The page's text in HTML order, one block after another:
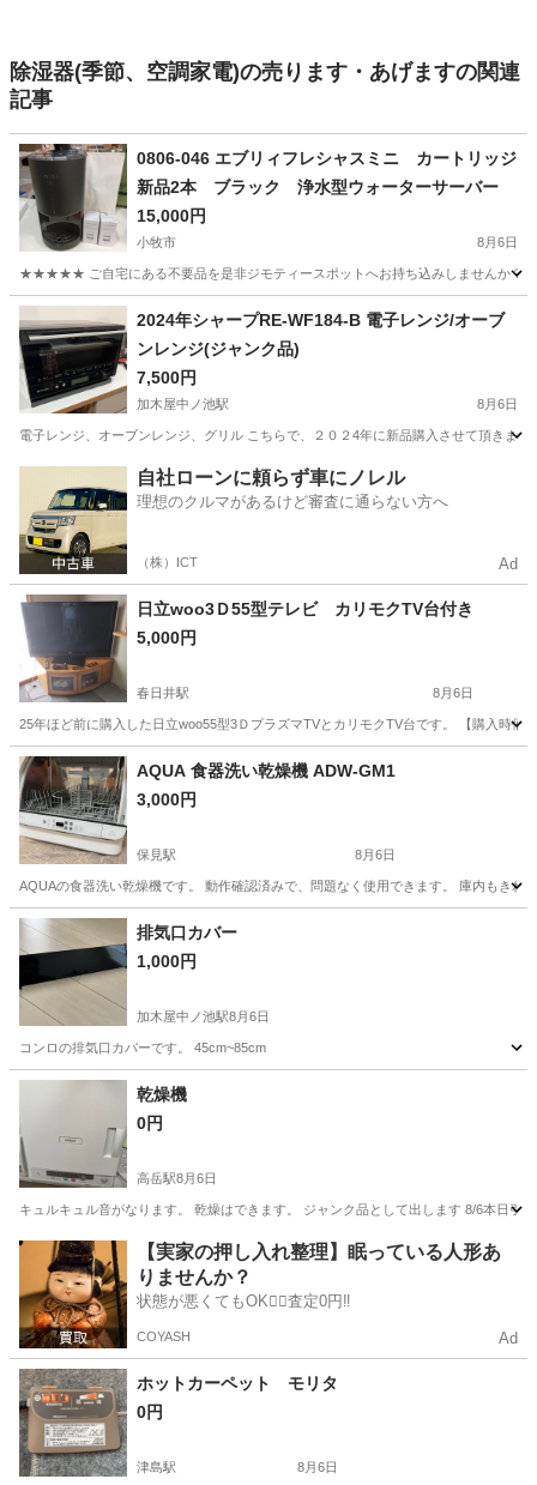
除湿器(季節、空調家電)の売ります・あげますの関連
記事
0806-046 エブリィフレシャスミニ カートリッジ
新品2本 ブラック 浄水型ウォーターサーバー
15,000円
小牧市 8月6日
★★★★★ ご自宅にある不要品を是非ジモティースポットへお持ち込みしませんか？
愛知 小牧市 キッチン家電 ウォーターサーバー
2024年シャープRE-WF184-B 電子レンジ/オーブ
ンレンジ(ジャンク品)
7,500円
加木屋中ノ池駅 8月6日
電子レンジ、オーブンレンジ、グリル こちらで、２０２4年に新品購入させて頂きま
加木屋中ノ池駅 キッチン家電
自社ローンに頼らず車にノレル
理想のクルマがあるけど審査に通らない方へ
（株）ICT Ad
日立woo3Ｄ55型テレビ カリモクTV台付き
5,000円
春日井駅 8月6日
25年ほど前に購入した日立woo55型3ＤプラズマTVとカリモクTV台です。 【購入時
愛知 名古屋市 春日井駅 テレビ
AQUA 食器洗い乾燥機 ADW-GM1
3,000円
保見駅 8月6日
AQUAの食器洗い乾燥機です。 動作確認済みで、問題なく使用できます。 庫内もき
愛知 豊田市 保見駅
排気口カバー
1,000円
加木屋中ノ池駅8月6日
コンロの排気口カバーです。 45cm~85cm
愛知 東海市 加木屋中ノ池駅
乾燥機
0円
高岳駅8月6日
キュルキュル音がなります。 乾燥はできます。 ジャンク品として出します 8/6本日引
愛知 名古屋市 高岳駅 生活家電
【実家の押し入れ整理】眠っている人形あ
りませんか？
状態が悪くてもOK🙆‍♀️査定0円‼️
COYASH Ad
ホットカーペット モリタ
0円
津島駅 8月6日